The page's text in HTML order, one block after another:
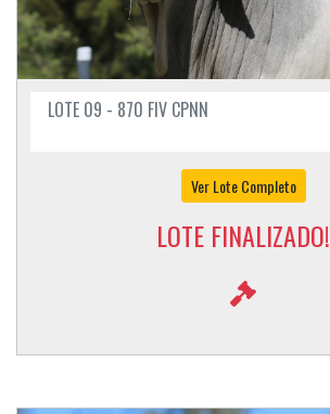
LOTE 09 - 870 FIV CPNN
Ver Lote Completo
LOTE FINALIZADO!